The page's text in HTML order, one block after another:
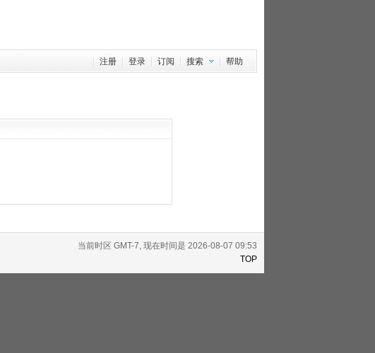
注册 登录 订阅 搜索 帮助
当前时区 GMT-7, 现在时间是 2026-08-07 09:53
TOP